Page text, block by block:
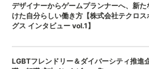
デザイナーからゲームプランナーへ、新た
けた自分らしい働き方【株式会社テクロ
グス インタビュー vol.1】
LGBTフレンドリー＆ダイバーシティ推進